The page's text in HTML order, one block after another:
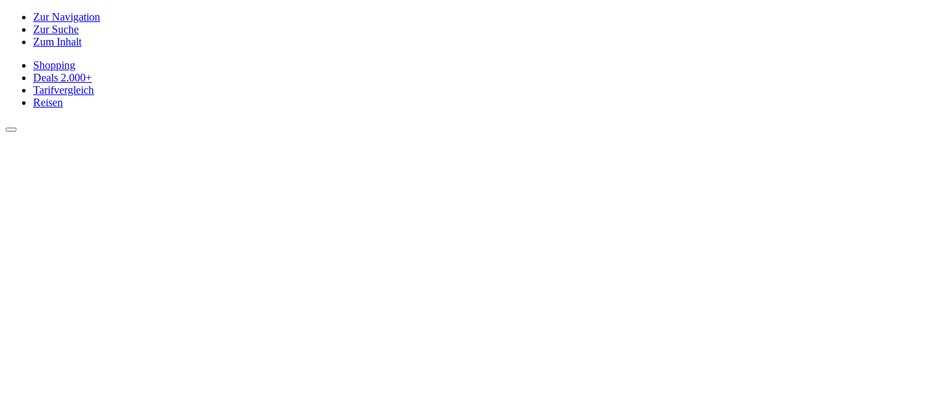
Zur Navigation
Zur Suche
Zum Inhalt
Shopping
Deals 2.000+
Tarifvergleich
Reisen